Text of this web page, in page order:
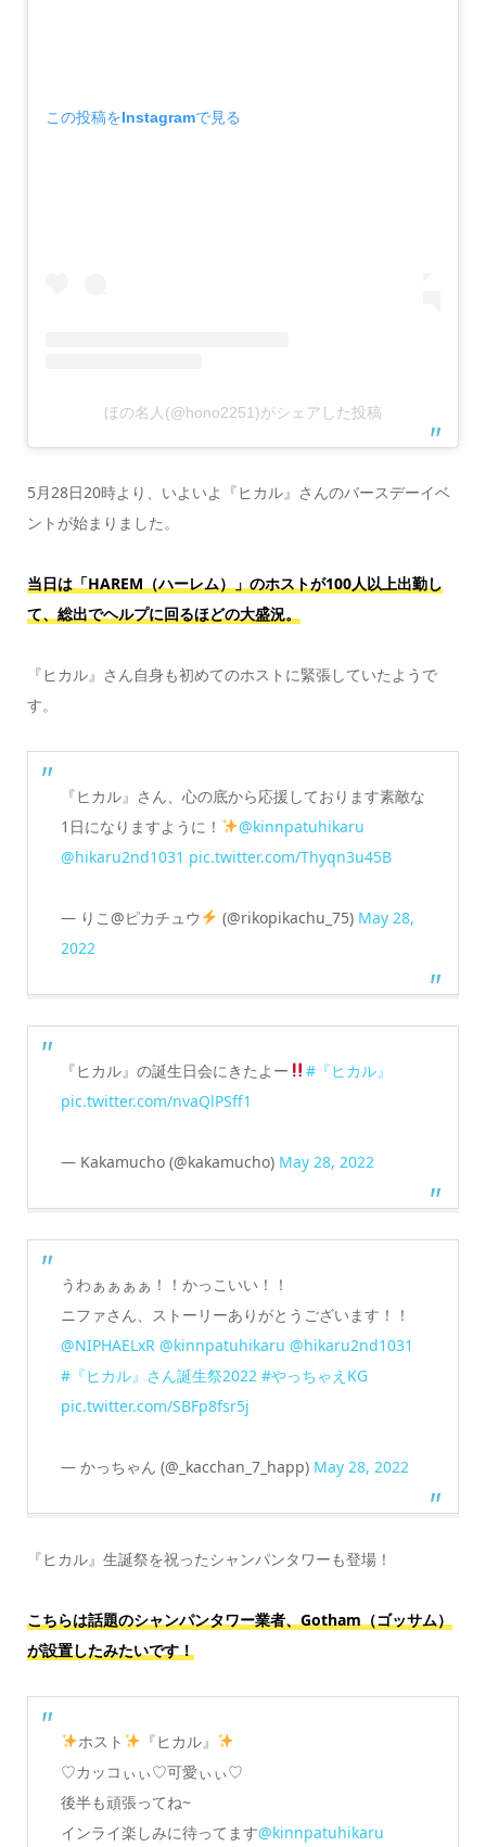
この投稿をInstagramで見る
ほの名人(@hono2251)がシェアした投稿
5月28日20時より、いよいよ『ヒカル』さんのバースデーイベ
ントが始まりました。
当日は「HAREM（ハーレム）」のホストが100人以上出勤し
て、総出でヘルプに回るほどの大盛況。
『ヒカル』さん自身も初めてのホストに緊張していたようで
す。
『ヒカル』さん、心の底から応援しております素敵な
1日になりますように！
@kinnpatuhikaru
@hikaru2nd1031 pic.twitter.com/Thyqn3u45B
— りこ@ピカチュウ (@rikopikachu_75) May 28,
2022
『ヒカル』の誕生日会にきたよー
#『ヒカル』
pic.twitter.com/nvaQlPSff1
— Kakamucho (@kakamucho) May 28, 2022
うわぁぁぁぁ！！かっこいい！！
ニファさん、ストーリーありがとうございます！！
@NIPHAELxR @kinnpatuhikaru @hikaru2nd1031
#『ヒカル』さん誕生祭2022 #やっちゃえKG
pic.twitter.com/SBFp8fsr5j
— かっちゃん (@_kacchan_7_happ) May 28, 2022
『ヒカル』生誕祭を祝ったシャンパンタワーも登場！
こちらは話題のシャンパンタワー業者、Gotham（ゴッサム）
が設置したみたいです！
ホスト
『ヒカル』
♡カッコぃぃ♡可愛ぃぃ♡
後半も頑張ってね~
インライ楽しみに待ってます@kinnpatuhikaru